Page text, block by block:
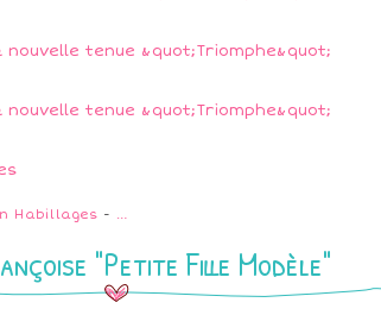
Habillages - …
"Petite Fille Modèle"